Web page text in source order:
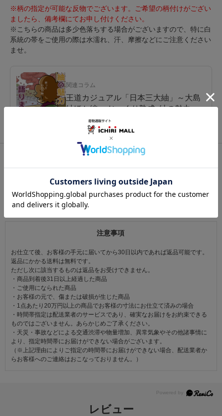
※柄の指定が可能な反物でございます。ご希望の柄付けがござい
ましたら、備考欄にてお申し付けください。
※こちらの商品は多少色落ちする場合がございますので、特に白
系統の帯をご使用の際は水濡れ、汗、摩擦などにご注意ください
ませ。
関連コラム
王道カジュアル「日本三大紬」～大島
紬ほか編～ じっくり熟成♪紬の魅力
この商品を見た人は
こちらの商品も見ています
注意事項
お仕立て後、お客様の手元に届いてから30日以内であれば返品可能です。
返品にかかる送料は無料です。
ただし次に該当するものは返品をお受けできません。
・商品到着後31日以上経過した商品
・ご使用になられた商品
・お客様の元で、傷または破損が生じた商品
・1点あたり20万円以上の商品でお客様の寸法にお仕立て済みの場合
・時間帯指定は配送業者のサービスであり、確実なお届けをお約束できる
ものではございません。あらかじめご了承ください。
・天災・事故などによる交通渋滞や物量増加、異常気象やその他諸事情に
より、指定時間帯にお届けができない場合がございます。
（※上記理由によりご指定の時間帯にお届けができない場合、配送業者か
らお客様へのご連絡はおこなっておりません。）
レビュー